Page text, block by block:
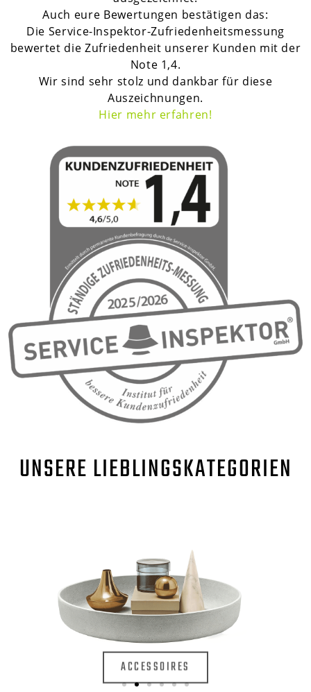
Auch eure Bewertungen bestätigen das:
Die Service-Inspektor-Zufriedenheitsmessung
bewertet die Zufriedenheit unserer Kunden mit der
Note 1,4.
Wir sind sehr stolz und dankbar für diese
Auszeichnungen.
Hier mehr erfahren!
UNSERE LIEBLINGSKATEGORIEN
ACCESSOIRES